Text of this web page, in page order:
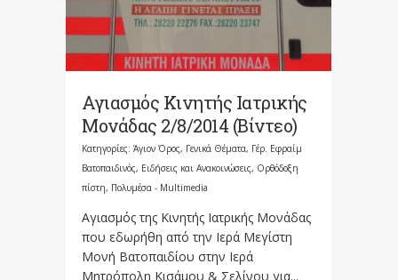
Αγιασμός Κινητής Ιατρικής
Μονάδας 2/8/2014 (Βίντεο)
Κατηγορίες: Άγιον Όρος, Γενικά Θέματα, Γέρ. Εφραίμ
Βατοπαιδινός, Ειδήσεις και Ανακοινώσεις, Ορθόδοξη
πίστη, Πολυμέσα - Multimedia
Αγιασμός της Κινητής Ιατρικής Μονάδας
που εδωρήθη από την Ιερά Μεγίστη
Μονή Βατοπαιδίου στην Ιερά
Μητρόπολη Κισάμου & Σελίνου για...